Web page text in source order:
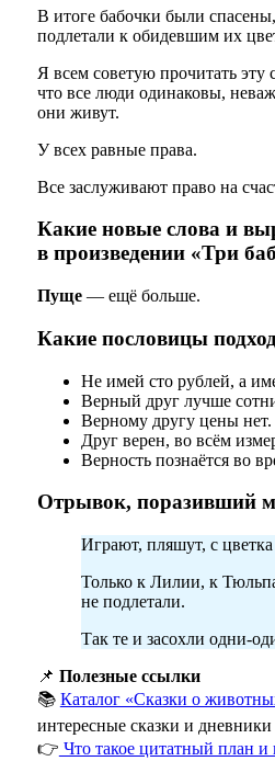
В итоге бабочки были
подлетали к обидевшим их
Я всем советую прочитать эту
что все люди одинаковы,
они живут.
У всех равные права.
Все заслуживают право на
Какие новые слова и
в произведении «Три
Пуще— ещё больше.
Какие пословицы
Не имей сто рублей, а
Верный друг лучше
Верному другу цены нет.
Друг верен, во всём
Верность познаётся во
Отрывок, поразивший
Играют, пляшут, с
Только к Лилии, к
не подлетали.
Так те и засохли одни-
📌 Полезные ссылки
📚 Каталог «Сказки о
интересные сказки и
👉 Что такое цитатный план и